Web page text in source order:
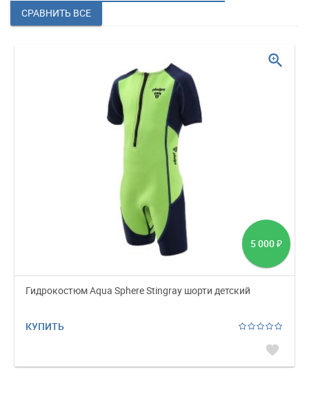
5 000 ₽
Гидрокостюм Aqua Sphere Stingray шорти детский
КУПИТЬ
favorite
zoom_in